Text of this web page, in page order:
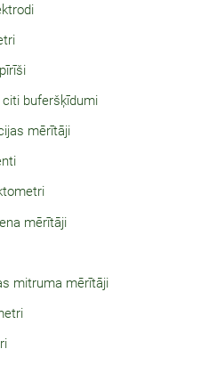
citi buferšķīdumi
mērītāji
mērītāji
mitruma mērītāji